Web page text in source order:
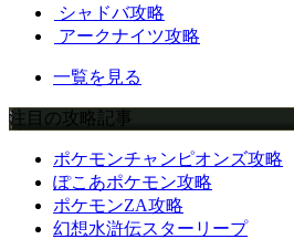
シャドバ攻略
アークナイツ攻略
一覧を見る
注目の攻略記事
ポケモンチャンピオンズ攻略
ぽこあポケモン攻略
ポケモンZA攻略
幻想水滸伝スターリープ